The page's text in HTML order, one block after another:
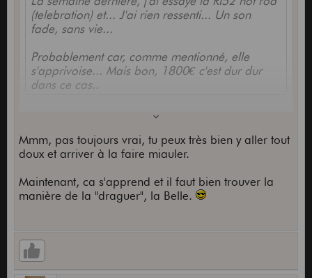
(telebration) et... J'ai rien ressenti... Un son
fade, sans vie...
Probablement car, comme mentionné, elle
s'apprivoise... Mais bon, 1800€ c'est dur dur
dans ce cas..
Faut lui rentré dedans, pas joué tous doux, à la
telecaster
Mmm, pas toujours vrai, tu peux très bien y aller tout
doux et arriver à la faire miauler.
Maintenant, ca s'apprend et il faut bien trouver la
manière de la "draguer", la Belle.